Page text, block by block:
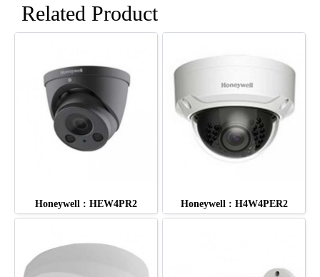
Related Product
Honeywell : HEW4PR2 Honeywell : H4W4PER2